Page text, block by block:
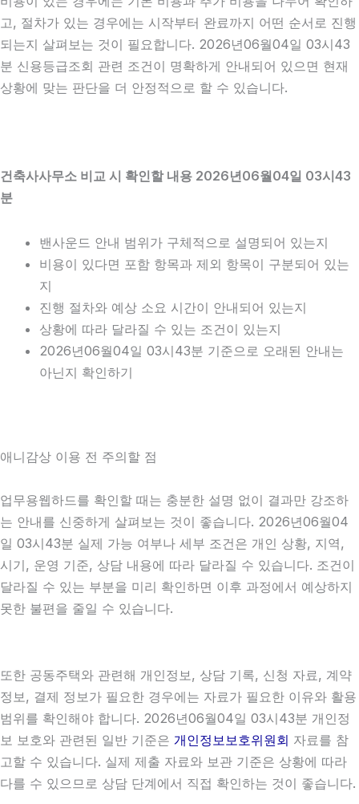
고, 절차가 있는 경우에는 시작부터 완료까지 어떤 순서로 진행
되는지 살펴보는 것이 필요합니다. 2026년06월04일 03시43
분 신용등급조회 관련 조건이 명확하게 안내되어 있으면 현재
상황에 맞는 판단을 더 안정적으로 할 수 있습니다.
건축사사무소 비교 시 확인할 내용 2026년06월04일 03시43
분
밴사운드 안내 범위가 구체적으로 설명되어 있는지
비용이 있다면 포함 항목과 제외 항목이 구분되어 있는
지
진행 절차와 예상 소요 시간이 안내되어 있는지
상황에 따라 달라질 수 있는 조건이 있는지
2026년06월04일 03시43분 기준으로 오래된 안내는
아닌지 확인하기
애니감상 이용 전 주의할 점
업무용웹하드를 확인할 때는 충분한 설명 없이 결과만 강조하
는 안내를 신중하게 살펴보는 것이 좋습니다. 2026년06월04
일 03시43분 실제 가능 여부나 세부 조건은 개인 상황, 지역,
시기, 운영 기준, 상담 내용에 따라 달라질 수 있습니다. 조건이
달라질 수 있는 부분을 미리 확인하면 이후 과정에서 예상하지
못한 불편을 줄일 수 있습니다.
또한 공동주택와 관련해 개인정보, 상담 기록, 신청 자료, 계약
정보, 결제 정보가 필요한 경우에는 자료가 필요한 이유와 활용
범위를 확인해야 합니다. 2026년06월04일 03시43분 개인정
보 보호와 관련된 일반 기준은 개인정보보호위원회 자료를 참
고할 수 있습니다. 실제 제출 자료와 보관 기준은 상황에 따라
다를 수 있으므로 상담 단계에서 직접 확인하는 것이 좋습니다.